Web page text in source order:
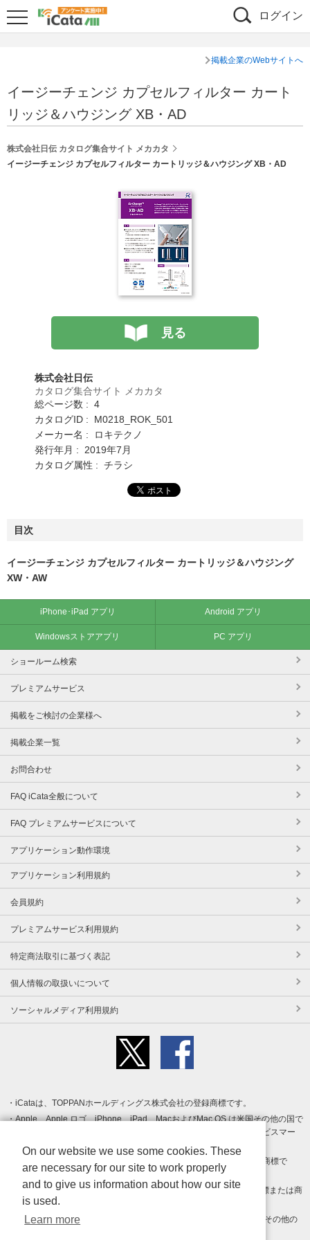
ログイン
掲載企業のWebサイトへ
イージーチェンジ カプセルフィルター カート
リッジ＆ハウジング XB・AD
株式会社日伝 カタログ集合サイト メカカタ
イージーチェンジ カプセルフィルター カートリッジ＆ハウジング XB・AD
見る
株式会社日伝
カタログ集合サイト メカカタ
総ページ数 : 4
カタログID : M0218_ROK_501
メーカー名 : ロキテクノ
発行年月 : 2019年7月
カタログ属性 : チラシ
目次
イージーチェンジ カプセルフィルター カートリッジ＆ハウジング
XW・AW
iPhone･iPad アプリ Android アプリ
Windowsストアアプリ PC アプリ
ショールーム検索
プレミアムサービス
掲載をご検討の企業様へ
掲載企業一覧
お問合わせ
FAQ iCata全般について
FAQ プレミアムサービスについて
アプリケーション動作環境
アプリケーション利用規約
会員規約
プレミアムサービス利用規約
特定商法取引に基づく表記
個人情報の取扱いについて
ソーシャルメディア利用規約
iCataは、TOPPANホールディングス株式会社の登録商標です。
Apple、Apple ロゴ、iPhone、iPad、MacおよびMac OS は米国その他の国で
登録された Apple Inc. の商標です。App Store は Apple Inc. のサービスマー
クです。
Android、Google Play および Google Play ロゴ は Google LLC の商標で
す。
Windows は Microsoft Inc.の米国およびその他の国における登録商標または商
標です。
Adobe、Adobe Reader、Adobe PDF は、Adobe Inc.の米国およびその他の
On our website we use some cookies. These
are necessary for our site to work properly
and to give us information about how our site
is used.
Learn more